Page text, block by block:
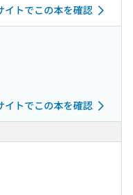
イトでこの本を確認
イトでこの本を確認